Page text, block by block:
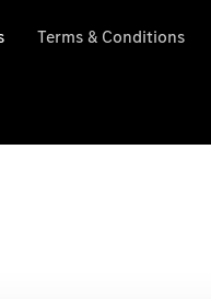
Terms & Conditions